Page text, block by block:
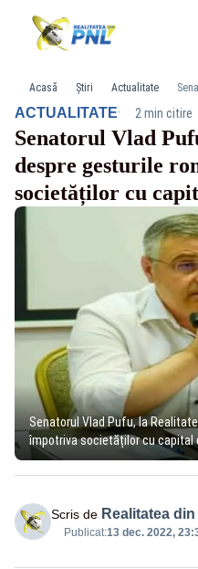
Acasă Știri Actualitate
ACTUALITATE· 2 min citire
Senatorul Vlad
despre gesturile
societăților cu
Senatorul Vlad Pufu, la
împotriva societăților cu capital
Scris de Realitatea
Publicat:13 dec. 2022,